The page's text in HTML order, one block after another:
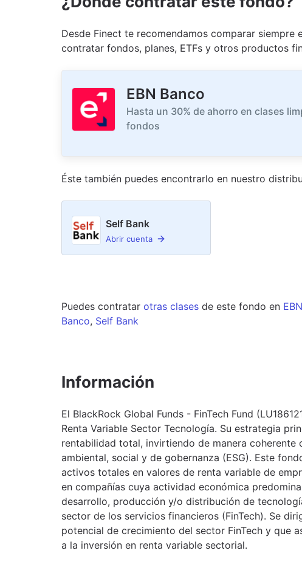
Desde Finect te recomendamos comparar siempre
contratar fondos, planes, ETFs y otros productos
EBN Banco
Hasta un 30% de ahorro en clases
fondos
Éste también puedes encontrarlo en nuestro
Self Bank
Abrir cuenta
Puedes contratar otras clases de este fondo en
Banco, Self Bank
Información
El BlackRock Global Funds - FinTech Fund
Renta Variable Sector Tecnología. Su estrategia
rentabilidad total, invirtiendo de manera coherente
ambiental, social y de gobernanza (ESG). Este
activos totales en valores de renta variable de
en compañías cuya actividad económica
desarrollo, producción y/o distribución de
sector de los servicios financieros (FinTech). Se
potencial de crecimiento del sector FinTech y que
a la inversión en renta variable sectorial.